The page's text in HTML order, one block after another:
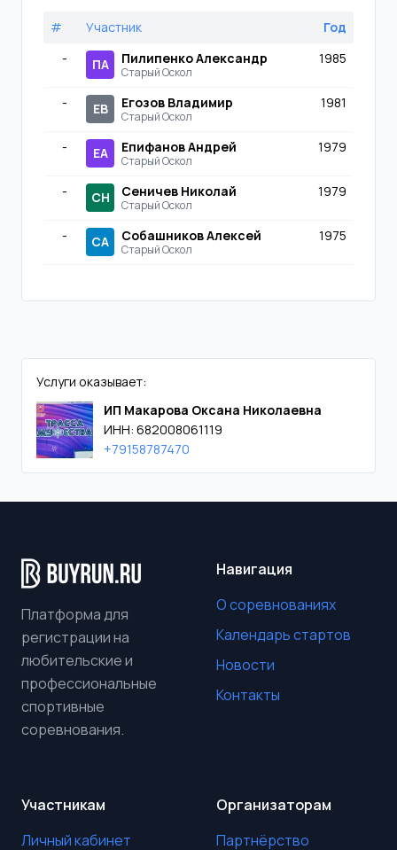
# Участник
Год
-
ПА Пилипенко Александр
Старый Оскол
1985
- ЕВ Егозов Владимир
Старый Оскол
1981
- ЕА Епифанов Андрей
Старый Оскол
1979
- СН Сеничев Николай
Старый Оскол
1979
- СА Собашников Алексей
Старый Оскол
1975
Услуги оказывает:
ИП Макарова Оксана Николаевна
ИНН: 682008061119
+79158787470
Платформа для
регистрации на
любительские и
профессиональные
спортивные
соревнования.
Навигация
О соревнованиях
Календарь стартов
Новости
Контакты
Участникам
Личный кабинет
Организаторам
Партнёрство